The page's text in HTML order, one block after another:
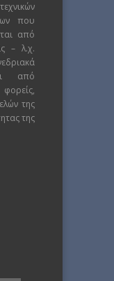
που
από
– λ.χ.
από
φορείς,
της
της